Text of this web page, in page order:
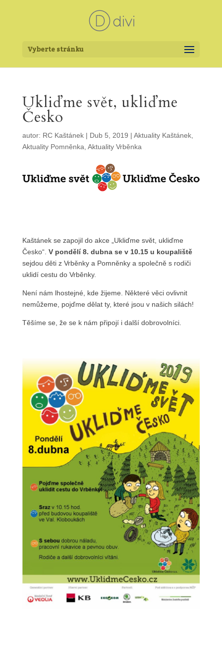
Vyberte stránku
Ukliďme svět, ukliďme
Česko
autor: RC Kaštánek| Dub 5, 2019 | Aktuality Kaštánek,
Aktuality Pomněnka Aktuality Vrběnka
Kaštánek se zapojil do akce „Ukliďme svět, ukliďme
Česko“. V pondělí 8. dubna se v 10.15 u koupaliště
sejdou děti z Vrběnky a Pomněnky a společně s rodiči
uklidí cestu do Vrběnky.
Není nám lhostejné, kde žijeme. Některé věci ovlivnit
nemůžeme, pojďme dělat ty, které jsou v našich silách!
Těšíme se, že se k nám připojí i další dobrovolníci.